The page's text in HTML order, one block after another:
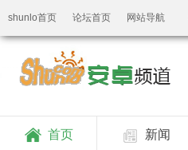
shunlo首页 论坛首页 网站导航
首页 新闻